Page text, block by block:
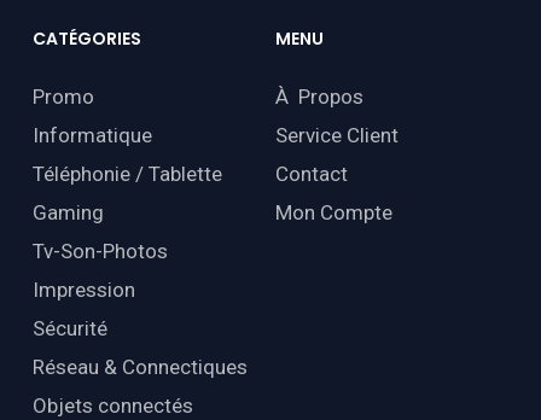
CATÉGORIES
Promo
Informatique
Téléphonie / Tablette
Gaming
Tv-Son-Photos
Impression
Sécurité
Réseau & Connectiques
Objets connectés
MENU
À Propos
Service Client
Contact
Mon Compte